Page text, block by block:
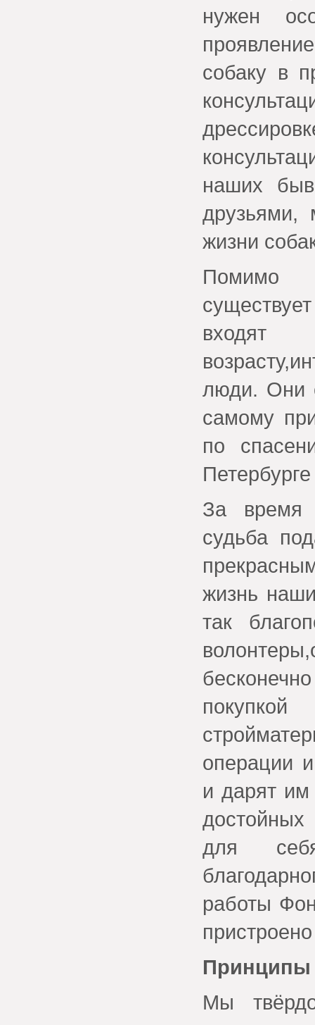
нужен
собаку в
наших
друзьями,
жизни
Помимо
люди. Они
самому
по
За время
судьба
жизнь
так
операции
и дарят им
для себя
работы
Мы